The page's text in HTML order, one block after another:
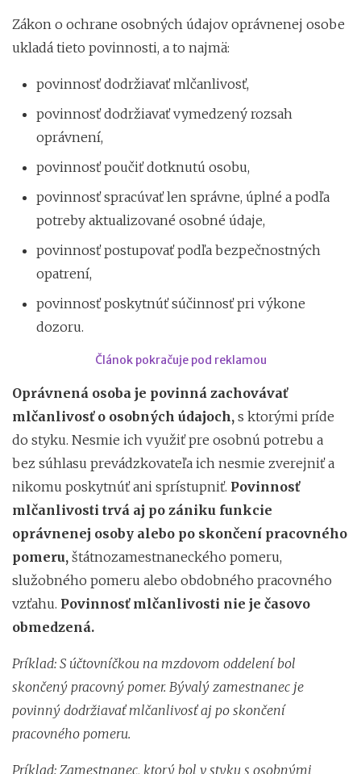
Zákon o ochrane osobných údajov oprávnenej osobe
ukladá tieto povinnosti, a to najmä:
povinnosť dodržiavať mlčanlivosť,
povinnosť dodržiavať vymedzený rozsah
oprávnení,
povinnosť poučiť dotknutú osobu,
povinnosť spracúvať len správne, úplné a podľa
potreby aktualizované osobné údaje,
povinnosť postupovať podľa bezpečnostných
opatrení,
povinnosť poskytnúť súčinnosť pri výkone
dozoru.
Článok pokračuje pod reklamou
Oprávnená osoba je povinná zachovávať
mlčanlivosť o osobných údajoch, s ktorými príde
do styku. Nesmie ich využiť pre osobnú potrebu a
bez súhlasu prevádzkovateľa ich nesmie zverejniť a
nikomu poskytnúť ani sprístupniť. Povinnosť
mlčanlivosti trvá aj po zániku funkcie
oprávnenej osoby alebo po skončení pracovného
pomeru, štátnozamestnaneckého pomeru,
služobného pomeru alebo obdobného pracovného
vzťahu. Povinnosť mlčanlivosti nie je časovo
obmedzená.
Príklad: S účtovníčkou na mzdovom oddelení bol
skončený pracovný pomer. Bývalý zamestnanec je
povinný dodržiavať mlčanlivosť aj po skončení
pracovného pomeru.
Príklad: Zamestnanec, ktorý bol v styku s osobnými